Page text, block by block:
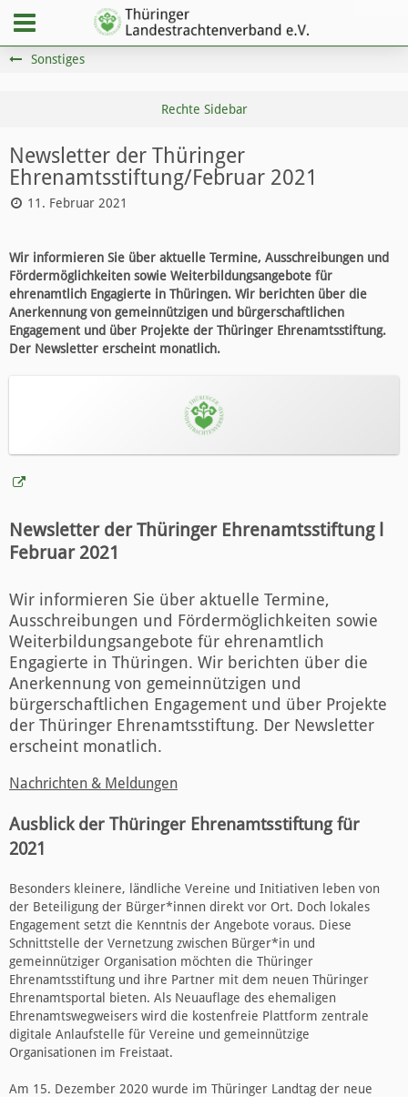
Sonstiges
Newsletter der Thüringer
Ehrenamtsstiftung/Februar 2021
11. Februar 2021
Wir informieren Sie über aktuelle Termine, Ausschreibungen und
Fördermöglichkeiten sowie Weiterbildungsangebote für
ehrenamtlich Engagierte in Thüringen. Wir berichten über die
Anerkennung von gemeinnützigen und bürgerschaftlichen
Engagement und über Projekte der Thüringer Ehrenamtsstiftung.
Der Newsletter erscheint monatlich.
Newsletter der Thüringer Ehrenamtsstiftung l
Februar 2021
Wir informieren Sie über aktuelle Termine,
Ausschreibungen und Fördermöglichkeiten sowie
Weiterbildungsangebote für ehrenamtlich
Engagierte in Thüringen. Wir berichten über die
Anerkennung von gemeinnützigen und
bürgerschaftlichen Engagement und über Projekte
der Thüringer Ehrenamtsstiftung. Der Newsletter
erscheint monatlich.
Nachrichten & Meldungen
Ausblick der Thüringer Ehrenamtsstiftung für
2021
Besonders kleinere, ländliche Vereine und Initiativen leben von
der Beteiligung der Bürger*innen direkt vor Ort. Doch lokales
Engagement setzt die Kenntnis der Angebote voraus. Diese
Schnittstelle der Vernetzung zwischen Bürger*in und
gemeinnütziger Organisation möchten die Thüringer
Ehrenamtsstiftung und ihre Partner mit dem neuen Thüringer
Ehrenamtsportal bieten. Als Neuauflage des ehemaligen
Ehrenamtswegweisers wird die kostenfreie Plattform zentrale
digitale Anlaufstelle für Vereine und gemeinnützige
Organisationen im Freistaat.
Am 15. Dezember 2020 wurde im Thüringer Landtag der neue